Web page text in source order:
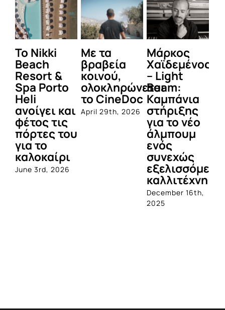
To Nikki
Beach
Resort &
Spa Porto
Heli
ανοίγει και
φέτος τις
πόρτες του
για το
καλοκαίρι
June 3rd, 2026
Με τα
βραβεία
κοινού,
ολοκληρώνεται
το CineDoc
April 29th, 2026
Μάρκος
Χαϊδεμένος
– Light
Beam:
Καμπάνια
στήριξης
για το νέο
άλμπουμ
ενός
συνεχώς
καλλιτέχνη
December 16th,
2025